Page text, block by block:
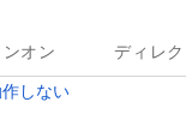
オン ディレ
しない